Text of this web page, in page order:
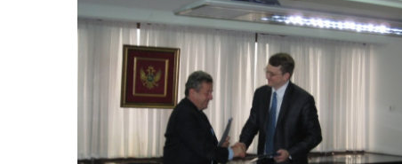
View Large